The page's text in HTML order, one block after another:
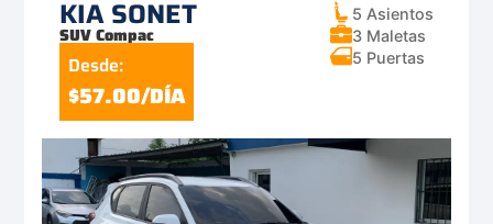
KIA SONET
SUV Compac
Desde:
$57.00/DÍA
5 Asientos
3 Maletas
5 Puertas